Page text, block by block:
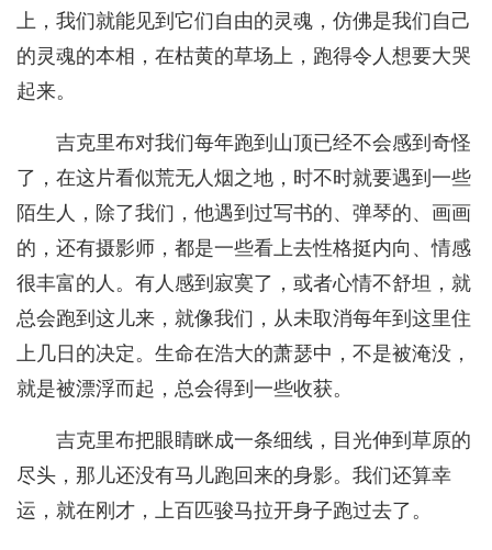
上，我们就能见到它们自由的灵魂，仿佛是我们自己
的灵魂的本相，在枯黄的草场上，跑得令人想要大哭
起来。
吉克里布对我们每年跑到山顶已经不会感到奇怪
了，在这片看似荒无人烟之地，时不时就要遇到一些
陌生人，除了我们，他遇到过写书的、弹琴的、画画
的，还有摄影师，都是一些看上去性格挺内向、情感
很丰富的人。有人感到寂寞了，或者心情不舒坦，就
总会跑到这儿来，就像我们，从未取消每年到这里住
上几日的决定。生命在浩大的萧瑟中，不是被淹没，
就是被漂浮而起，总会得到一些收获。
吉克里布把眼睛眯成一条细线，目光伸到草原的
尽头，那儿还没有马儿跑回来的身影。我们还算幸
运，就在刚才，上百匹骏马拉开身子跑过去了。